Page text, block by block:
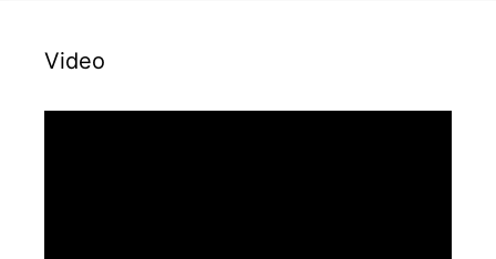
Video